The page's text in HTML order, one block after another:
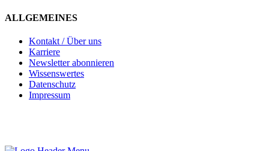
ALLGEMEINES
Kontakt / Über uns
Karriere
Newsletter abonnieren
Wissenswertes
Datenschutz
Impressum